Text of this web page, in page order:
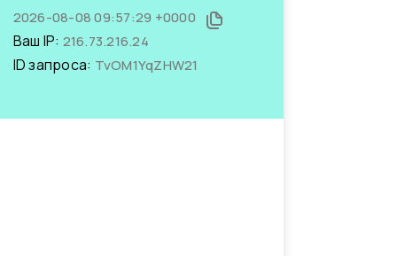
2026-08-08 09:57:29 +0000
Ваш IP: 216.73.216.24
ID запроса: TvOM1YqZHW21